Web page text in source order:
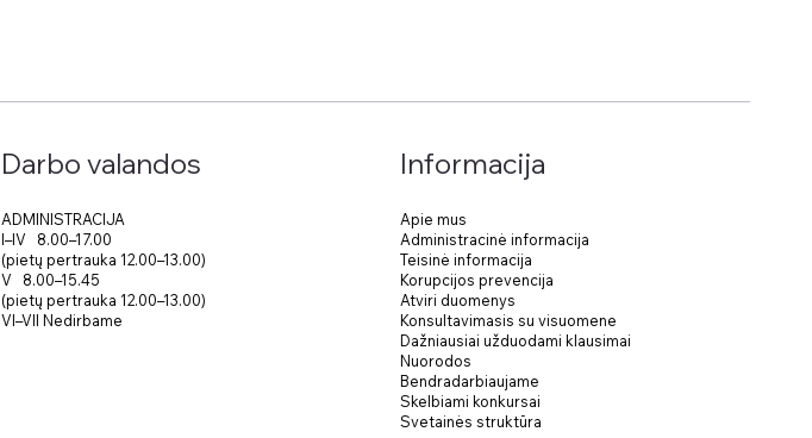
Darbo valandos
ADMINISTRACIJA
I–IV 8.00–17.00
(pietų pertrauka 12.00–13.00)
V 8.00–15.45
(pietų pertrauka 12.00–13.00)
VI–VII Nedirbame
Informacija
Apie mus
Administracinė informacija
Teisinė informacija
Korupcijos prevencija
Atviri duomenys
Konsultavimasis su visuomene
Dažniausiai užduodami klausimai
Nuorodos
Bendradarbiaujame
Skelbiami konkursai
Svetainės struktūra